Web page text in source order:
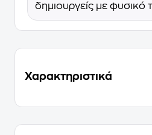
δημιουργείς με φυσικό
Χαρακτηριστικά